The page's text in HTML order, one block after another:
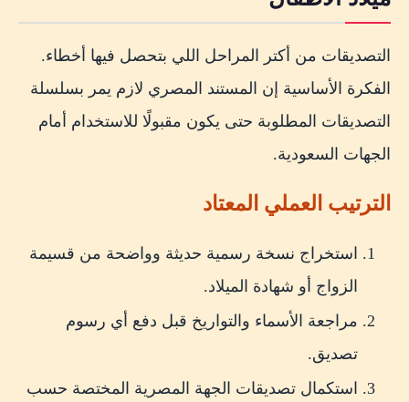
التصديقات من أكتر المراحل اللي بتحصل فيها أخطاء.
الفكرة الأساسية إن المستند المصري لازم يمر بسلسلة
التصديقات المطلوبة حتى يكون مقبولًا للاستخدام أمام
الجهات السعودية.
الترتيب العملي المعتاد
استخراج نسخة رسمية حديثة وواضحة من قسيمة
الزواج أو شهادة الميلاد.
مراجعة الأسماء والتواريخ قبل دفع أي رسوم
تصديق.
استكمال تصديقات الجهة المصرية المختصة حسب